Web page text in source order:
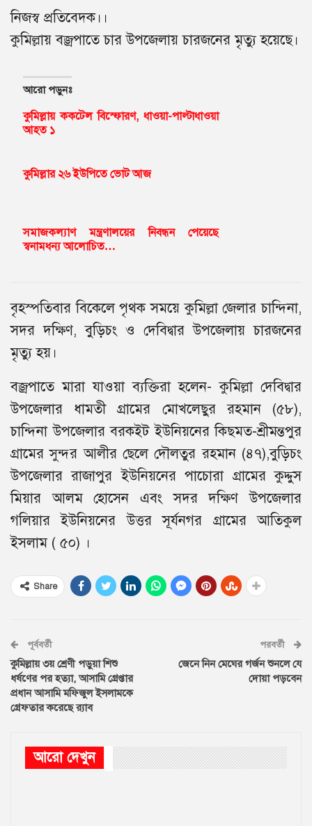
নিজস্ব প্রতিবেদক।।
কুমিল্লায় বজ্রপাতে চার উপজেলায় চারজনের মৃত্যু হয়েছে।
আরো পড়ুনঃ
কুমিল্লায় ককটেল বিস্ফোরণ, ধাওয়া-পাল্টাধাওয়া
আহত ১
কুমিল্লার ২৬ ইউপিতে ভোট আজ
সমাজকল্যাণ মন্ত্রণালয়ের নিবন্ধন পেয়েছে
স্বনামধন্য আলোচিত…
বৃহস্পতিবার বিকেলে পৃথক সময়ে কুমিল্লা জেলার চান্দিনা,
সদর দক্ষিণ, বুড়িচং ও দেবিদ্বার উপজেলায় চারজনের
মৃত্যু হয়।
বজ্রপাতে মারা যাওয়া ব্যক্তিরা হলেন- কুমিল্লা দেবিদ্বার
উপজেলার ধামতী গ্রামের মোখলেছুর রহমান (৫৮),
চান্দিনা উপজেলার বরকইট ইউনিয়নের কিছমত-শ্রীমন্তপুর
গ্রামের সুন্দর আলীর ছেলে দৌলতুর রহমান (৪৭),বুড়িচং
উপজেলার রাজাপুর ইউনিয়নের পাচোরা গ্রামের কুদ্দুস
মিয়ার আলম হোসেন এবং সদর দক্ষিণ উপজেলার
গলিয়ার ইউনিয়নের উত্তর সূর্যনগর গ্রামের আতিকুল
ইসলাম ( ৫০) ।
Share
পূর্ববর্তী
কুমিল্লায় ৩য় শ্রেণী পড়ুয়া শিশু
ধর্ষণের পর হত্যা, আসামি গ্রেপ্তার
প্রধান আসামি মফিজুল ইসলামকে
গ্রেফতার করেছে র‌্যাব
পরবর্তী
জেনে নিন মেঘের গর্জন শুনলে যে
দোয়া পড়বেন
আরো দেখুন